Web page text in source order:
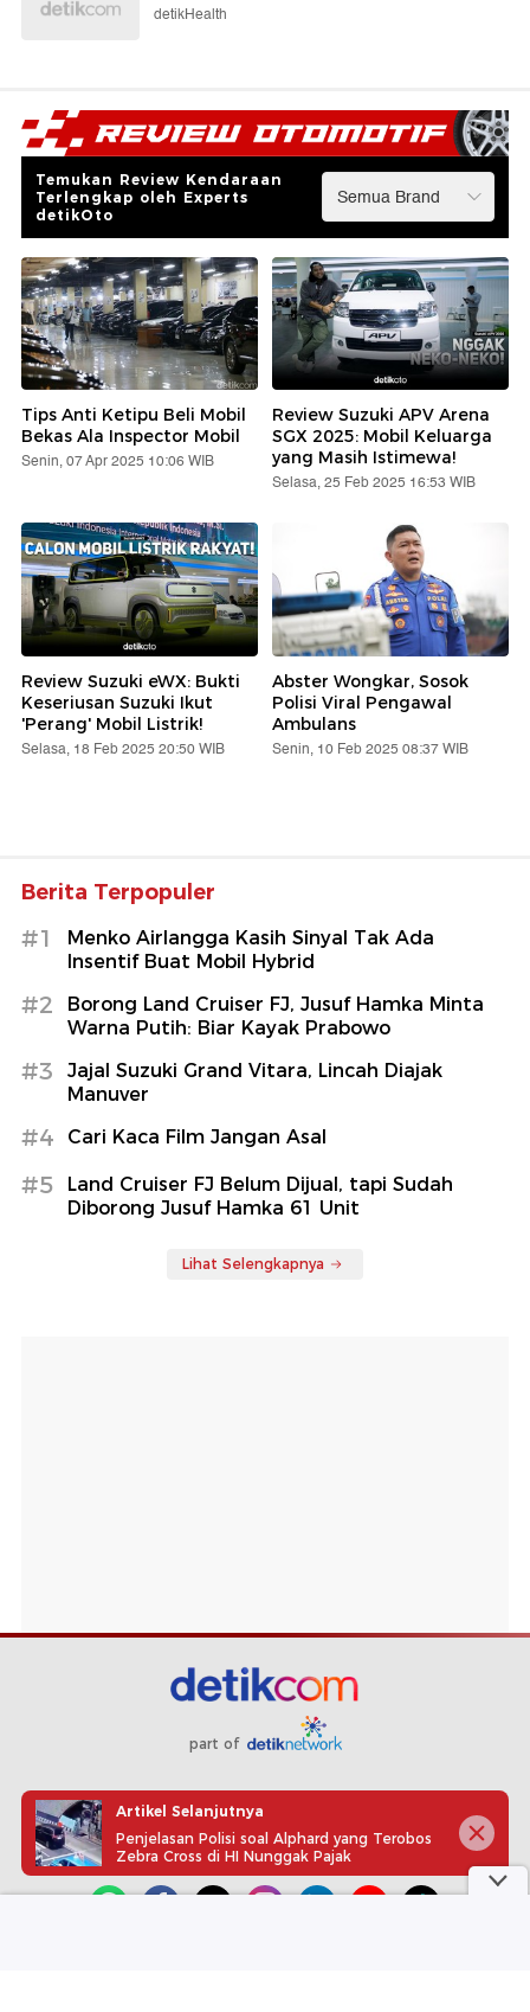
detikHealth
Temukan Review Kendaraan
Terlengkap oleh Experts
detikOto
Tips Anti Ketipu Beli Mobil
Bekas Ala Inspector Mobil
Senin, 07 Apr 2025 10:06 WIB
Review Suzuki APV Arena
SGX 2025: Mobil Keluarga
yang Masih Istimewa!
Selasa, 25 Feb 2025 16:53 WIB
Review Suzuki eWX: Bukti
Keseriusan Suzuki Ikut
'Perang' Mobil Listrik!
Selasa, 18 Feb 2025 20:50 WIB
Abster Wongkar, Sosok
Polisi Viral Pengawal
Ambulans
Senin, 10 Feb 2025 08:37 WIB
Berita Terpopuler
#1
Menko Airlangga Kasih Sinyal Tak Ada
Insentif Buat Mobil Hybrid
#2
Borong Land Cruiser FJ, Jusuf Hamka Minta
Warna Putih: Biar Kayak Prabowo
#3
Jajal Suzuki Grand Vitara, Lincah Diajak
Manuver
#4 Cari Kaca Film Jangan Asal
#5
Land Cruiser FJ Belum Dijual, tapi Sudah
Diborong Jusuf Hamka 61 Unit
Lihat Selengkapnya
part of
Redaksi Pedoman Media Siber Karir
Kotak Pos
Info Iklan
Privacy Policy Disclaimer
Artikel Selanjutnya
Penjelasan Polisi soal Alphard yang Terobos
Zebra Cross di HI Nunggak Pajak